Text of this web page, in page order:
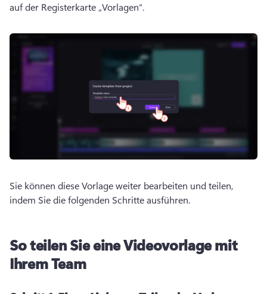
auf der Registerkarte „Vorlagen“.
Sie können diese Vorlage weiter bearbeiten und teilen,
indem Sie die folgenden Schritte ausführen.
So teilen Sie eine Videovorlage mit
Ihrem Team